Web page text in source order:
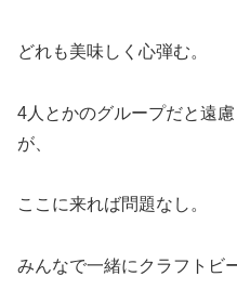
どれも美味しく心弾む。
4人とかのグループだと遠
が、
ここに来れば問題なし。
みんなで一緒にクラフトビ